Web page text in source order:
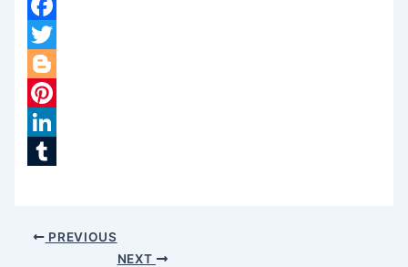
Facebook
Twitter
Blogger
Pinterest
LinkedIn
PREVIOUS
NEXT